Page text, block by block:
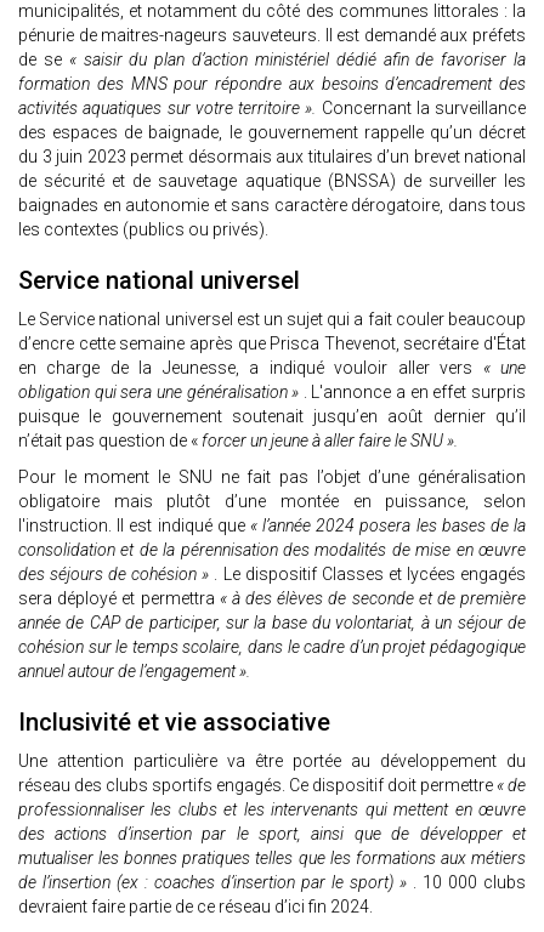
municipalités, et notamment du côté des communes littorales : la
pénurie de maitres-nageurs sauveteurs. Il est demandé aux préfets
de se « saisir du plan d’action ministériel dédié afin de favoriser la
formation des MNS pour répondre aux besoins d’encadrement des
activités aquatiques sur votre territoire ». Concernant la surveillance
des espaces de baignade, le gouvernement rappelle qu’un décret
du 3 juin 2023 permet désormais aux titulaires d’un brevet national
de sécurité et de sauvetage aquatique (BNSSA) de surveiller les
baignades en autonomie et sans caractère dérogatoire, dans tous
les contextes (publics ou privés).
Service national universel
Le Service national universel est un sujet qui a fait couler beaucoup
d’encre cette semaine après que Prisca Thevenot, secrétaire d'État
en charge de la Jeunesse, a indiqué vouloir aller vers « une
obligation qui sera une généralisation » . L'annonce a en effet surpris
puisque le gouvernement soutenait jusqu’en août dernier qu’il
n’était pas question de « forcer un jeune à aller faire le SNU ».
Pour le moment le SNU ne fait pas l’objet d’une généralisation
obligatoire mais plutôt d’une montée en puissance, selon
l'instruction. Il est indiqué que « l’année 2024 posera les bases de la
consolidation et de la pérennisation des modalités de mise en œuvre
des séjours de cohésion » . Le dispositif Classes et lycées engagés
sera déployé et permettra « à des élèves de seconde et de première
année de CAP de participer, sur la base du volontariat, à un séjour de
cohésion sur le temps scolaire, dans le cadre d’un projet pédagogique
annuel autour de l’engagement ».
Inclusivité et vie associative
Une attention particulière va être portée au développement du
réseau des clubs sportifs engagés. Ce dispositif doit permettre « de
professionnaliser les clubs et les intervenants qui mettent en œuvre
des actions d’insertion par le sport, ainsi que de développer et
mutualiser les bonnes pratiques telles que les formations aux métiers
de l’insertion (ex : coaches d’insertion par le sport) » . 10 000 clubs
devraient faire partie de ce réseau d’ici fin 2024.